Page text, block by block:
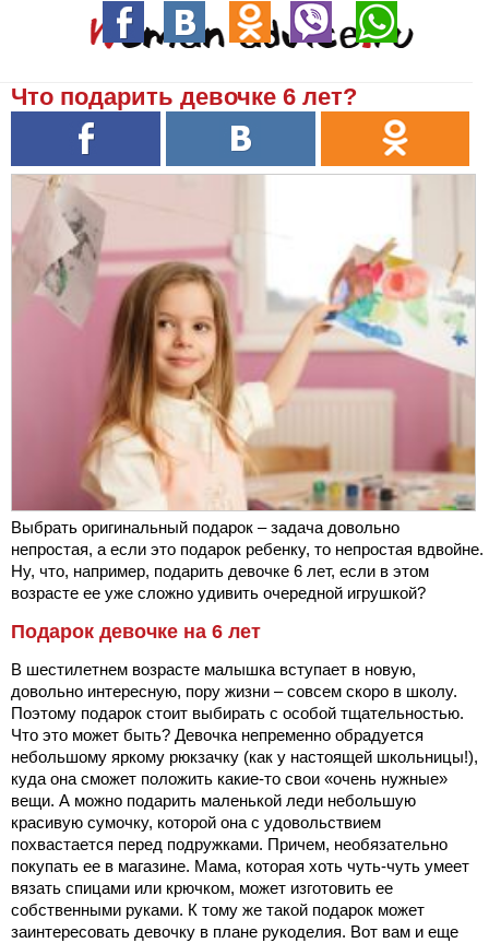
Что подарить девочке 6 лет?
Выбрать оригинальный подарок – задача довольно
непростая, а если это подарок ребенку, то непростая вдвойне.
Ну, что, например, подарить девочке 6 лет, если в этом
возрасте ее уже сложно удивить очередной игрушкой?
Подарок девочке на 6 лет
В шестилетнем возрасте малышка вступает в новую,
довольно интересную, пору жизни – совсем скоро в школу.
Поэтому подарок стоит выбирать с особой тщательностью.
Что это может быть? Девочка непременно обрадуется
небольшому яркому рюкзачку (как у настоящей школьницы!),
куда она сможет положить какие-то свои «очень нужные»
вещи. А можно подарить маленькой леди небольшую
красивую сумочку, которой она с удовольствием
похвастается перед подружками. Причем, необязательно
покупать ее в магазине. Мама, которая хоть чуть-чуть умеет
вязать спицами или крючком, может изготовить ее
собственными руками. К тому же такой подарок может
заинтересовать девочку в плане рукоделия. Вот вам и еще